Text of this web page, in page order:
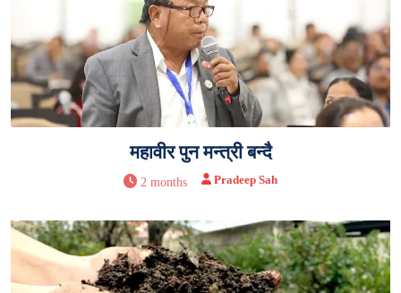
महावीर पुन मन्त्री बन्दै
2 months Pradeep Sah